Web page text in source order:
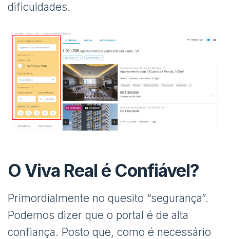
dificuldades.
O Viva Real é Confiável?
Primordialmente no quesito “segurança”.
Podemos dizer que o portal é de alta
confiança. Posto que, como é necessário